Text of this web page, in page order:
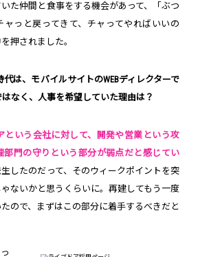
た仲間と食事をする機会があって、「ぶつ
ャっと戻ってきて、チャってやればいいの
押されました。
は、モバイルサイトのWEBディレクターで
なく、人事を希望していた理由は？
という会社に対して、開発や営業という攻
部門の守りという部分が弱点だと感じてい
したのだって、そのウィークポイントを突
ないかと思うくらいに。再建してもう一度
ので、まずはこの部分に着手するべきだと